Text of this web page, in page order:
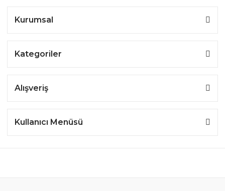
Kurumsal
Kategoriler
Alışveriş
Kullanıcı Menüsü